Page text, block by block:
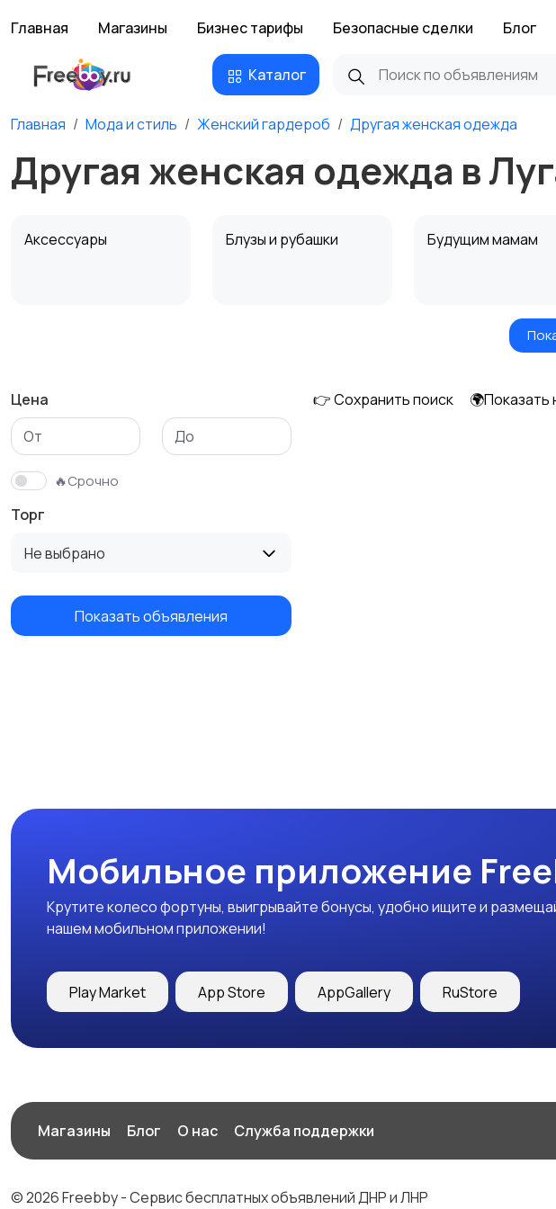
Главная Магазины Бизнес тарифы Безопасные сделки Блог
Каталог
Главная Мода и стиль Женский гардероб Другая женская одежда
Другая женская одежда в
Аксессуары Блузы и рубашки Будущим мамам
Нижнее белье
Трикотаж Спортивная одежда
Цена
🔥Срочно
Торг
Не выбрано
Показать объявления
👉 Сохранить поиск 🌍Показать
Мобильное приложение
Крутите колесо фортуны, выигрывайте бонусы, удобно ищите и
нашем мобильном приложении!
Play Market App Store AppGallery RuStore
Магазины Блог О нас Служба поддержки
© 2026 Freebby - Сервис бесплатных объявлений ДНР и ЛНР